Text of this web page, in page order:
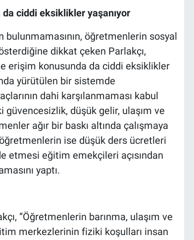
ciddi eksiklikler yaşanıyor
öğretmenlerin sosyal
dikkat çeken Parlakçı,
erişim konusunda da ciddi eksiklikler
yürütülen bir sistemde
dahi karşılanmaması kabul
düşük gelir, ulaşım ve
ağır bir baskı altında çalışmaya
ise düşük ders ücretleri
etmesi eğitim emekçileri açısından
yaptı.
‘’Öğretmenlerin barınma, ulaşım ve
merkezlerinin fiziki koşulları insan